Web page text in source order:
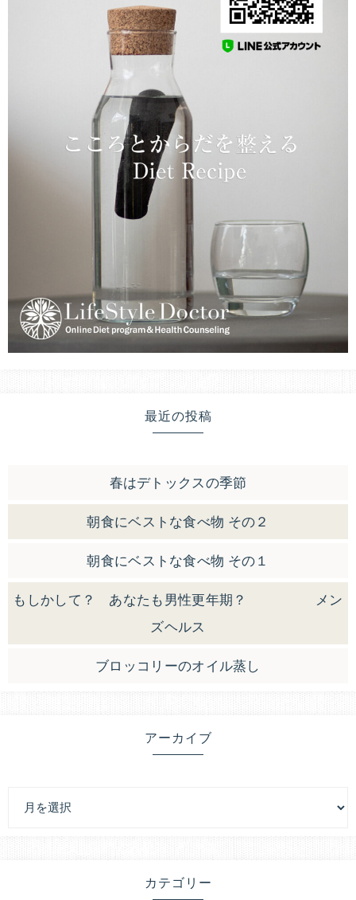
最近の投稿
春はデトックスの季節
朝食にベストな食べ物 その２
朝食にベストな食べ物 その１
もしかして？ あなたも男性更年期？ メン
ズヘルス
ブロッコリーのオイル蒸し
アーカイブ
カテゴリー